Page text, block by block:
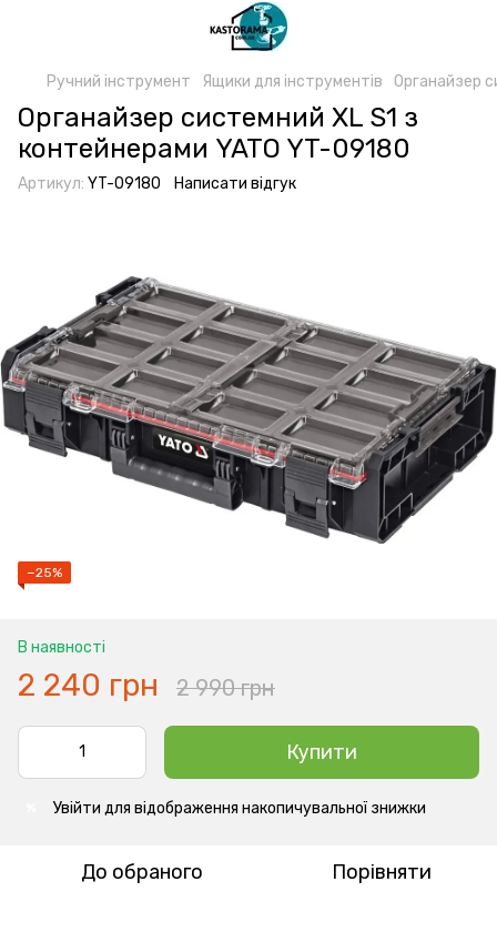
Ручний інструмент Ящики для інструментів Органайзер
Органайзер системний XL S1 з
контейнерами YATO YT-09180
Артикул: YT-09180 Написати відгук
−25%
В наявності
2 240 грн 2 990 грн
Купити
Увійти для відображення накопичувальної знижки
До обраного Порівняти